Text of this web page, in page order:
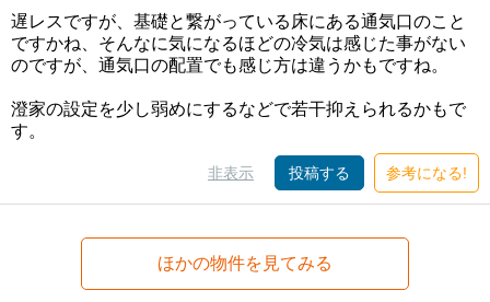
遅レスですが、基礎と繋がっている床にある通気口のこと
ですかね、そんなに気になるほどの冷気は感じた事がない
のですが、通気口の配置でも感じ方は違うかもですね。
澄家の設定を少し弱めにするなどで若干抑えられるかもで
す。
非表示 投稿する 参考になる!
ほかの物件を見てみる